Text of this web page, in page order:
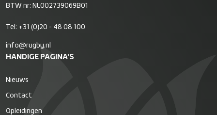
BTW nr: NL002739069B01
Tel: +31 (0)20 - 48 08 100
info@rugby.nl
HANDIGE PAGINA'S
Nieuws
Contact
Opleidingen